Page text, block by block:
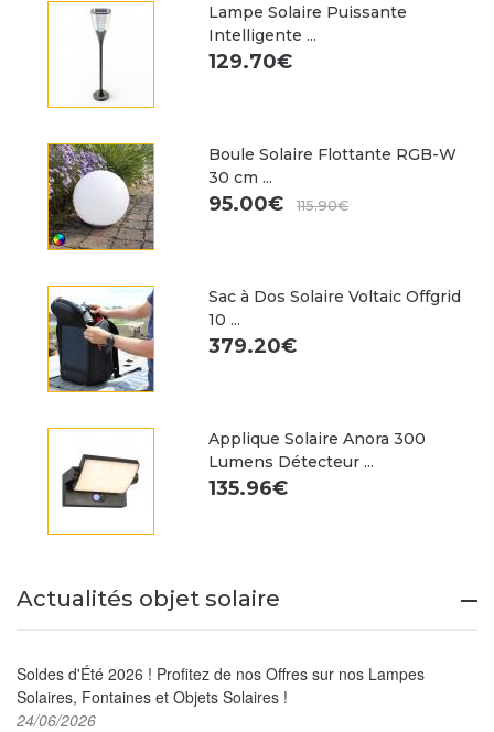
Lampe Solaire Puissante
Intelligente ...
129.70€
Boule Solaire Flottante RGB-W
30 cm ...
95.00€ 115.90€
Sac à Dos Solaire Voltaic Offgrid
10 ...
379.20€
Applique Solaire Anora 300
Lumens Détecteur ...
135.96€
Actualités objet solaire
Soldes d'Été 2026 ! Profitez de nos Offres sur nos Lampes
Solaires, Fontaines et Objets Solaires !
24/06/2026